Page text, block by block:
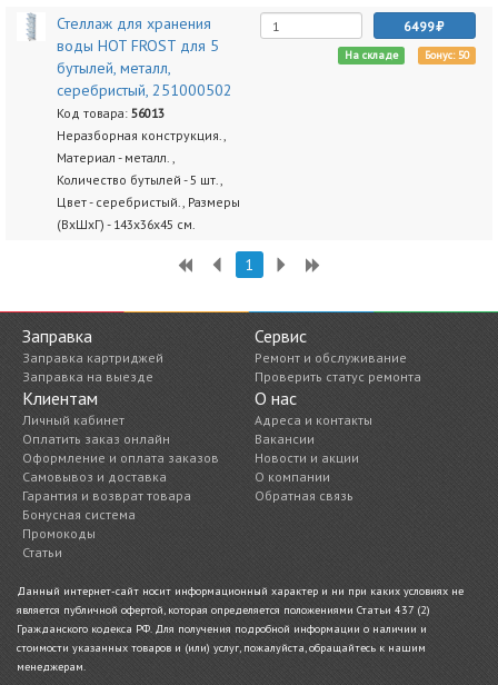
Стеллаж для хранения
воды HOT FROST для 5
бутылей, металл,
серебристый, 251000502
Код товара: 56013
Неразборная конструкция.,
Материал - металл. ,
Количество бутылей - 5 шт.,
Цвет - серебристый., Размеры
(ВхШхГ) - 143х36х45 см.
6499
На складе Бонус: 50
1
Заправка
Заправка картриджей
Заправка на выезде
Сервис
Ремонт и обслуживание
Проверить статус ремонта
Клиентам
Личный кабинет
Оплатить заказ онлайн
Оформление и оплата заказов
Самовывоз и доставка
Гарантия и возврат товара
Бонусная система
Промокоды
Статьи
О нас
Адреса и контакты
Вакансии
Новости и акции
О компании
Обратная связь
Данный интернет-сайт носит информационный характер и ни при каких условиях не
является публичной офертой, которая определяется положениями Статьи 437 (2)
Гражданского кодекса РФ. Для получения подробной информации о наличии и
стоимости указанных товаров и (или) услуг, пожалуйста, обращайтесь к нашим
менеджерам.